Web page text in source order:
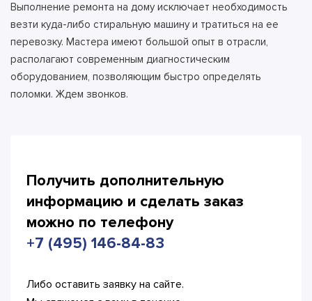
Выполнение ремонта на дому исключает необходимость
везти куда-либо стиральную машину и тратиться на ее
перевозку. Мастера имеют большой опыт в отрасли,
располагают современным диагностическим
оборудованием, позволяющим быстро определять
поломки. Ждем звонков.
Получить дополнительную
информацию и сделать заказ
можно по телефону
+7 (495) 146-84-83
Либо оставить заявку на сайте.